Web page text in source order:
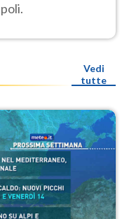
Vedi
tutte